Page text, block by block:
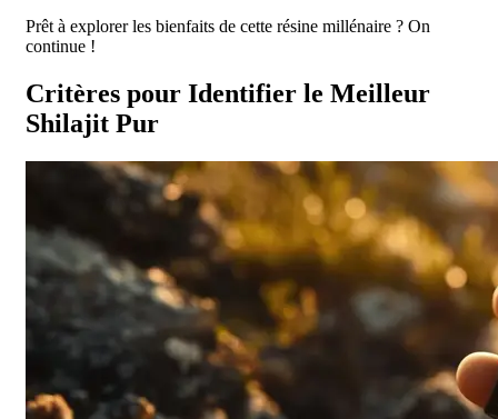
Prêt à explorer les bienfaits de cette résine millénaire ? On
continue !
Critères pour Identifier le Meilleur
Shilajit Pur